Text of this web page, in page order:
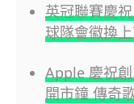
英冠聯賽慶
球隊會徽換
Apple 慶祝
開市鐘 傳奇